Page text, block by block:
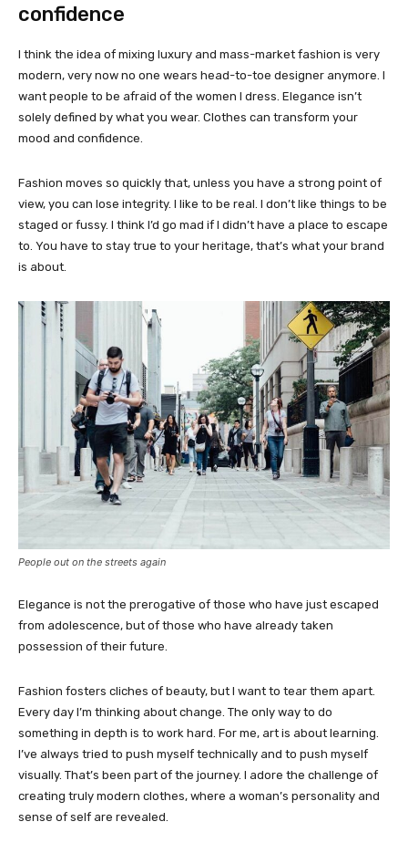
confidence
I think the idea of mixing luxury and mass-market fashion is very
modern, very now no one wears head-to-toe designer anymore. I
want people to be afraid of the women I dress. Elegance isn’t
solely defined by what you wear. Clothes can transform your
mood and confidence.
Fashion moves so quickly that, unless you have a strong point of
view, you can lose integrity. I like to be real. I don’t like things to be
staged or fussy. I think I’d go mad if I didn’t have a place to escape
to. You have to stay true to your heritage, that’s what your brand
is about.
People out on the streets again
Elegance is not the prerogative of those who have just escaped
from adolescence, but of those who have already taken
possession of their future.
Fashion fosters cliches of beauty, but I want to tear them apart.
Every day I’m thinking about change. The only way to do
something in depth is to work hard. For me, art is about learning.
I’ve always tried to push myself technically and to push myself
visually. That’s been part of the journey. I adore the challenge of
creating truly modern clothes, where a woman’s personality and
sense of self are revealed.